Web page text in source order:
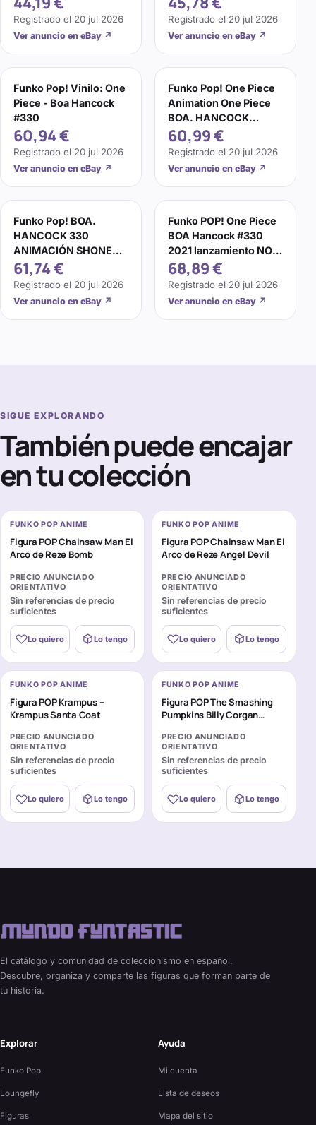
Registrado el 20 jul 2026
Ver anuncio en eBay ↗
Chopper Tarjeta
Registrado el 20 jul 2026
Ver anuncio en eBay ↗
Funko Pop! Vinilo: One
Piece - Boa Hancock
#330
60,94 €
Registrado el 20 jul 2026
Ver anuncio en eBay ↗
Funko Pop! One Piece
Animation One Piece
BOA. HANCOCK
NUOVO RARO
DISPONIBILE 330
60,99 €
Registrado el 20 jul 2026
Ver anuncio en eBay ↗
Funko Pop! BOA.
HANCOCK 330
ANIMACIÓN SHONEN
JUMP ¡UNA PIEZA
CON PROTECTOR! P7
61,74 €
Registrado el 20 jul 2026
Ver anuncio en eBay ↗
Funko POP! One Piece
BOA Hancock #330
2021 lanzamiento NO
COMO NUEVO
68,89 €
Registrado el 20 jul 2026
Ver anuncio en eBay ↗
SIGUE EXPLORANDO
También puede encajar
en tu colección
FUNKO POP ANIME
Figura POP Chainsaw Man El
Arco de Reze Bomb
PRECIO ANUNCIADO
ORIENTATIVO
Sin referencias de precio
suficientes
Lo quiero Lo tengo
FUNKO POP ANIME
Figura POP Chainsaw Man El
Arco de Reze Angel Devil
PRECIO ANUNCIADO
ORIENTATIVO
Sin referencias de precio
suficientes
Lo quiero Lo tengo
FUNKO POP ANIME
Figura POP Krampus –
Krampus Santa Coat
PRECIO ANUNCIADO
ORIENTATIVO
Sin referencias de precio
suficientes
Lo quiero Lo tengo
FUNKO POP ANIME
Figura POP The Smashing
Pumpkins Billy Corgan
PRECIO ANUNCIADO
ORIENTATIVO
Sin referencias de precio
suficientes
Lo quiero Lo tengo
El catálogo y comunidad de coleccionismo en español.
Descubre, organiza y comparte las figuras que forman parte de
tu historia.
Explorar
Funko Pop
Loungefly
Figuras
Ayuda
Mi cuenta
Lista de deseos
Mapa del sitio